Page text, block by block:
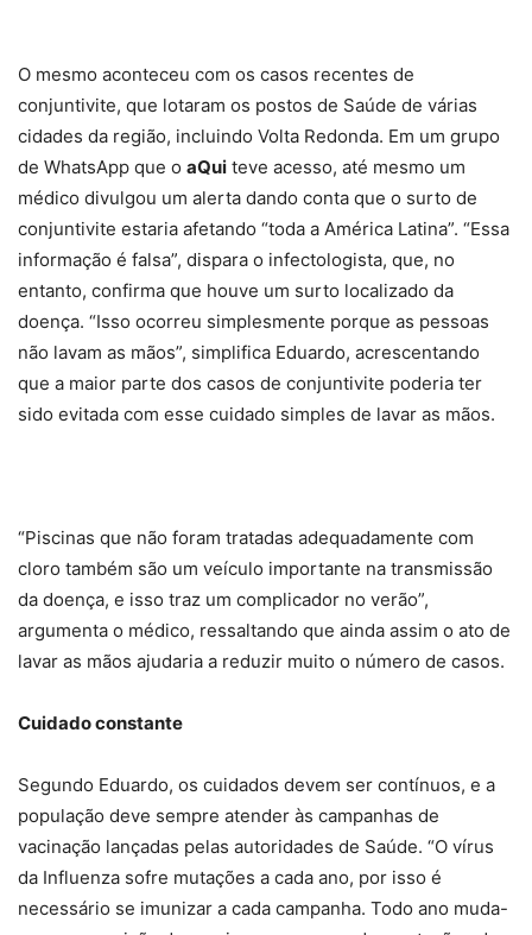
O mesmo aconteceu com os casos recentes de
conjuntivite, que lotaram os postos de Saúde de várias
cidades da região, incluindo Volta Redonda. Em um grupo
de WhatsApp que o aQui teve acesso, até mesmo um
médico divulgou um alerta dando conta que o surto de
conjuntivite estaria afetando “toda a América Latina”. “Essa
informação é falsa”, dispara o infectologista, que, no
entanto, confirma que houve um surto localizado da
doença. “Isso ocorreu simplesmente porque as pessoas
não lavam as mãos”, simplifica Eduardo, acrescentando
que a maior parte dos casos de conjuntivite poderia ter
sido evitada com esse cuidado simples de lavar as mãos.
“Piscinas que não foram tratadas adequadamente com
cloro também são um veículo importante na transmissão
da doença, e isso traz um complicador no verão”,
argumenta o médico, ressaltando que ainda assim o ato de
lavar as mãos ajudaria a reduzir muito o número de casos.
Cuidado constante
Segundo Eduardo, os cuidados devem ser contínuos, e a
população deve sempre atender às campanhas de
vacinação lançadas pelas autoridades de Saúde. “O vírus
da Influenza sofre mutações a cada ano, por isso é
necessário se imunizar a cada campanha. Todo ano muda-